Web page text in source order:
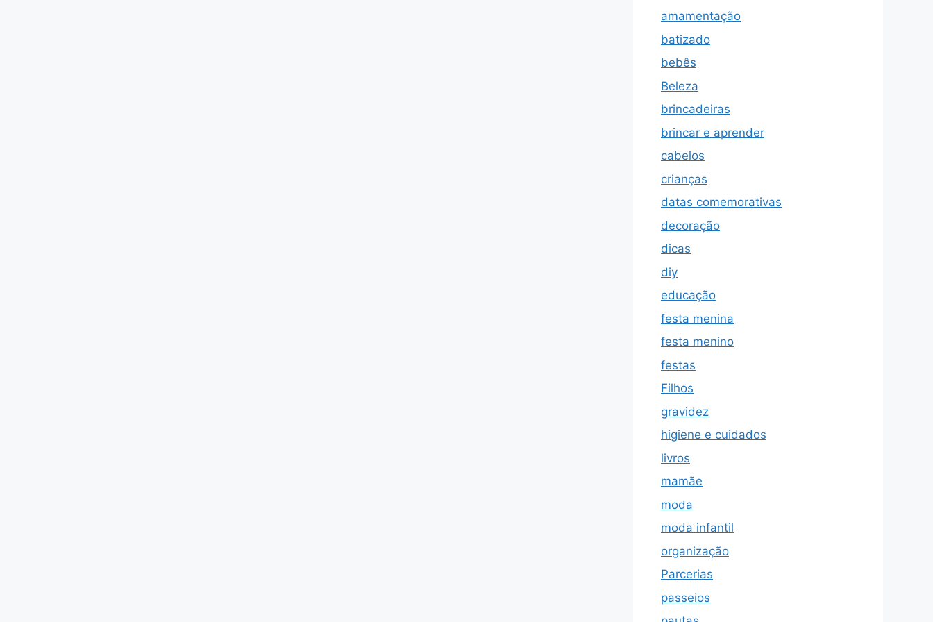
amamentação
batizado
bebês
Beleza
brincadeiras
brincar e aprender
cabelos
crianças
datas comemorativas
decoração
dicas
diy
educação
festa menina
festa menino
festas
Filhos
gravidez
higiene e cuidados
livros
mamãe
moda
moda infantil
organização
Parcerias
passeios